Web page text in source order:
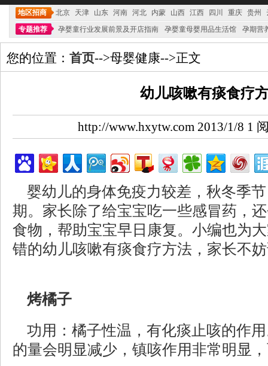
地区招商 北京 天津 山东 河南 河北 内蒙 山西 江西 四川 重庆 贵州
专题推荐
孕婴童行业发展前景及开店指南 孕婴童母婴用品生活馆 孕期营
您的位置： 首页-->母婴健康-->正文
幼儿咳嗽有痰食疗
http://www.hxytw.com 2013/1/8 1
婴幼儿的身体免疫力较差，秋冬季
期。家长除了给宝宝吃一些感冒药，
食物，帮助宝宝早日康复。小编也为
错的幼儿咳嗽有痰食疗方法，家长不
烤橘子
功用：橘子性温，有化痰止咳的作
的量会明显减少，镇咳作用非常明显